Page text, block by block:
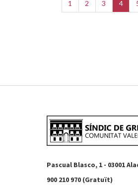
1 2 3 4
Pascual Blasco, 1 - 03001
900 210 970 (Gratuït)